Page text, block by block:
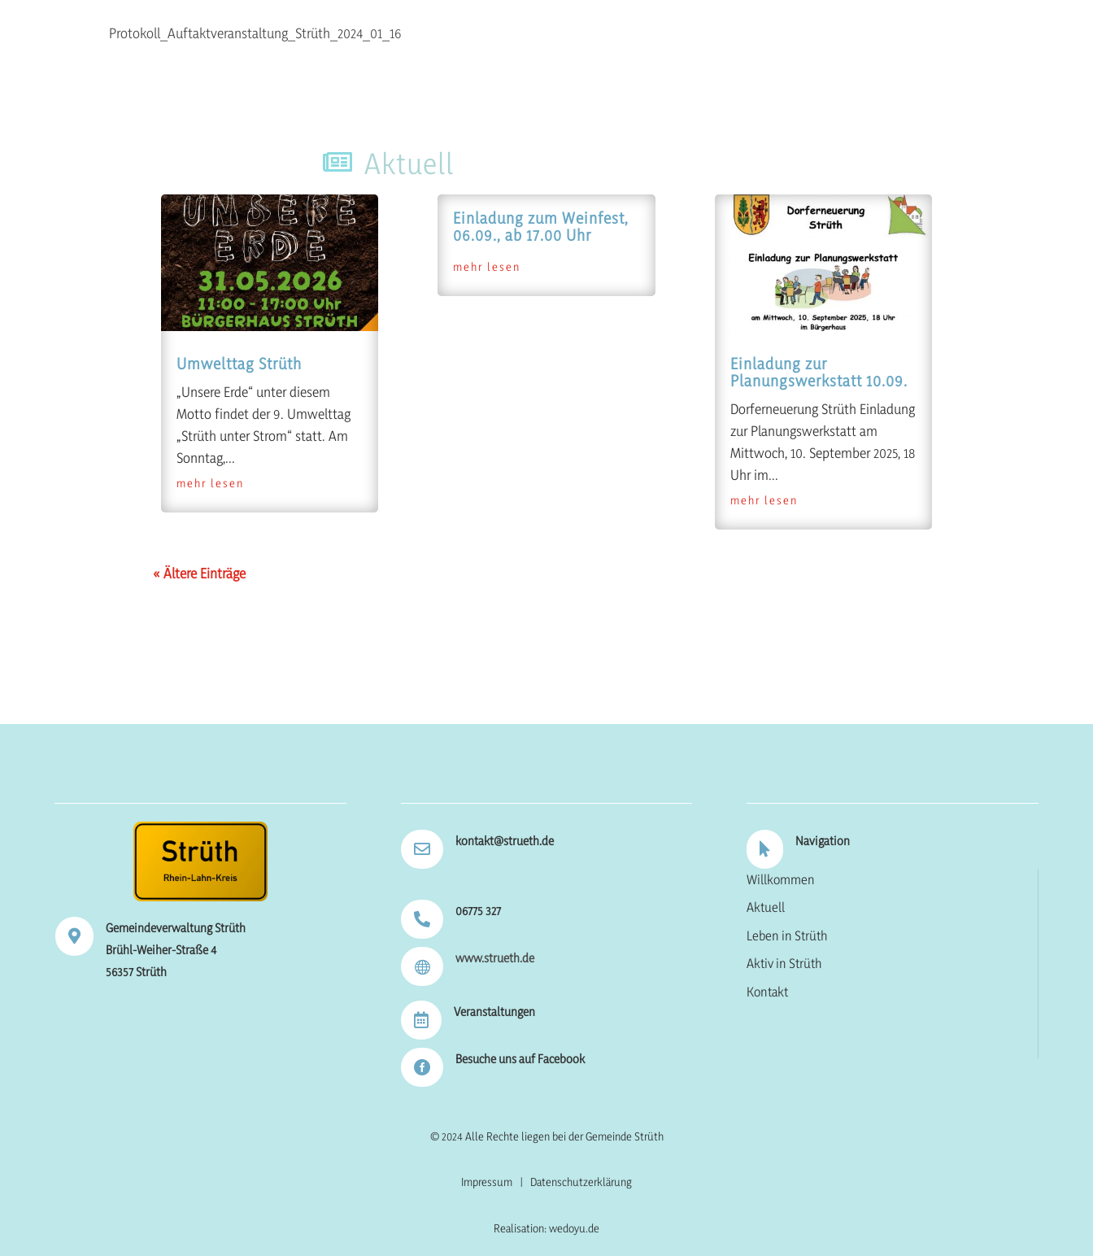
Protokoll_Auftaktveranstaltung_Strüth_2024_01_16
 Aktuell
Umwelttag Strüth
„Unsere Erde“ unter diesem
Motto findet der 9. Umwelttag
„Strüth unter Strom“ statt. Am
Sonntag,...
mehr lesen
Einladung zum Weinfest,
06.09., ab 17.00 Uhr
mehr lesen
Einladung zur
Planungswerkstatt 10.09.
Dorferneuerung Strüth Einladung
zur Planungswerkstatt am
Mittwoch, 10. September 2025, 18
Uhr im...
mehr lesen
« Ältere Einträge

Gemeindeverwaltung Strüth
Brühl-Weiher-Straße 4
56357 Strüth
 kontakt@strueth.de
 06775 327

www.strueth.de
 Veranstaltungen

Besuche uns auf Facebook
 Navigation
Willkommen
Aktuell
Leben in Strüth
Aktiv in Strüth
Kontakt
© 2024 Alle Rechte liegen bei der Gemeinde Strüth
Impressum | Datenschutzerklärung
Realisation: wedoyu.de